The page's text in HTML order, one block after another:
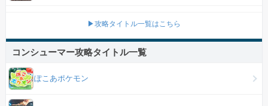
▶攻略タイトル一覧はこちら
コンシューマー攻略タイトル一覧
ぽこあポケモン